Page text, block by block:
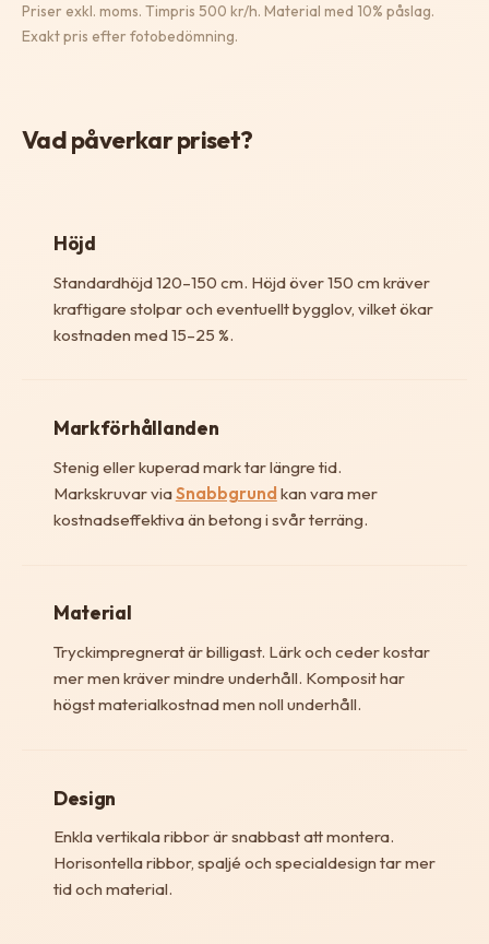
Priser exkl. moms. Timpris 500 kr/h. Material med 10% påslag.
Exakt pris efter fotobedömning.
Vad påverkar priset?
Höjd
Standardhöjd 120–150 cm. Höjd över 150 cm kräver
kraftigare stolpar och eventuellt bygglov, vilket ökar
kostnaden med 15–25 %.
Markförhållanden
Stenig eller kuperad mark tar längre tid.
Markskruvar viaSnabbgrund kan vara mer
kostnadseffektiva än betong i svår terräng.
Material
Tryckimpregnerat är billigast. Lärk och ceder kostar
mer men kräver mindre underhåll. Komposit har
högst materialkostnad men noll underhåll.
Design
Enkla vertikala ribbor är snabbast att montera.
Horisontella ribbor, spaljé och specialdesign tar mer
tid och material.